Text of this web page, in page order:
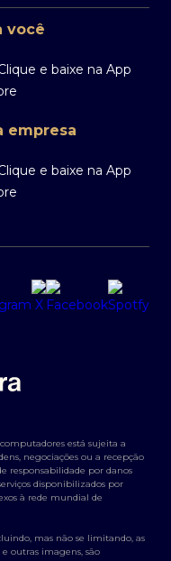
você
empresa
está sujeita a
negociações ou a recepção
responsabilidade por danos
disponibilizados por
à rede mundial de
mas não se limitando, as
e outras imagens, são